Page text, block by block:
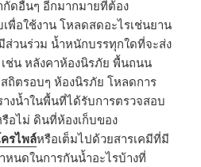
ดอื่นๆ อีกมากมายที่ต้อง
พื่อใช้งาน โหลดสดอะไรเช่นยาน
ส่วนร่วม น้ำหนักบรรทุกใดที่จะส่ง
ช่น หลังคาห้องนิรภัย พื้นถนน
ถิตรอบๆ ห้องนิรภัย โหลดการ
างน้ำในพื้นที่ได้รับการตรวจสอบ
อไม่ ดินที่ห้องเก็บของ
รไพล์หรือเต็มไปด้วยสารเคมีที่มี
นดในการกันน้ำอะไรบ้างที่